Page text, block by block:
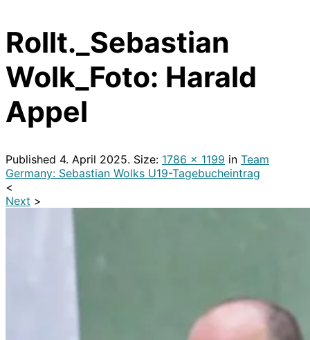
Rollt._Sebastian
Wolk_Foto: Harald
Appel
Published 4. April 2025. Size: 1786 × 1199 in Team
Germany: Sebastian Wolks U19-Tagebucheintrag
<
Next >